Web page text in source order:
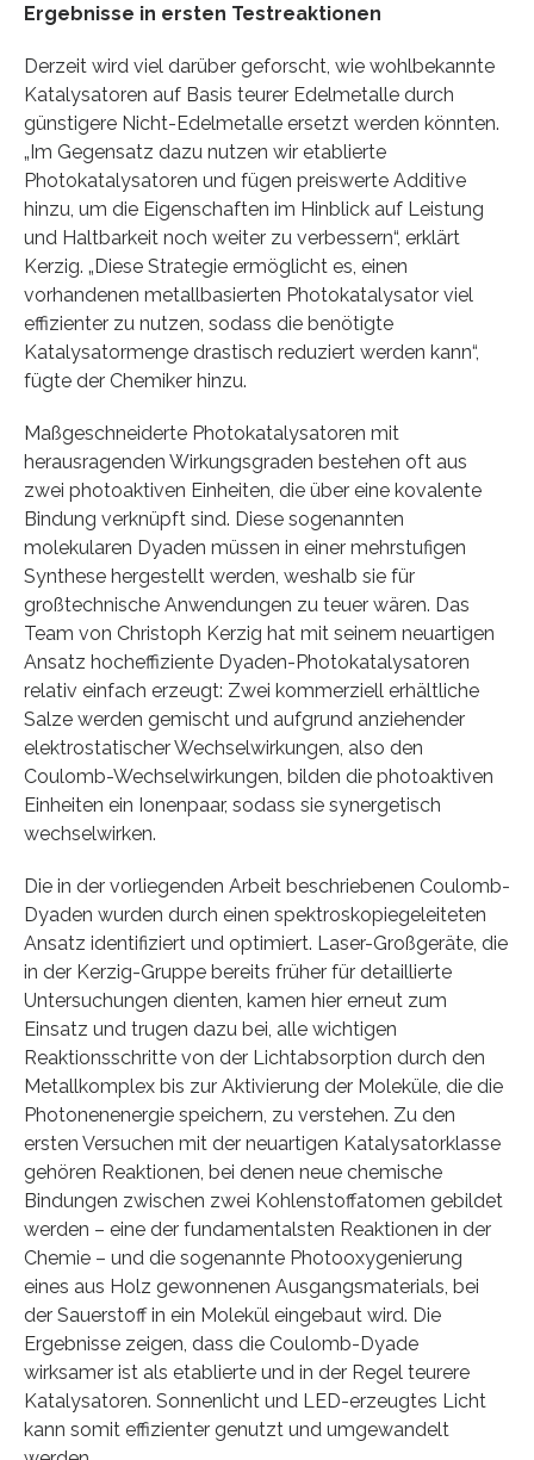
Ergebnisse in ersten Testreaktionen
Derzeit wird viel darüber geforscht, wie wohlbekannte
Katalysatoren auf Basis teurer Edelmetalle durch
günstigere Nicht-Edelmetalle ersetzt werden könnten.
„Im Gegensatz dazu nutzen wir etablierte
Photokatalysatoren und fügen preiswerte Additive
hinzu, um die Eigenschaften im Hinblick auf Leistung
und Haltbarkeit noch weiter zu verbessern“, erklärt
Kerzig. „Diese Strategie ermöglicht es, einen
vorhandenen metallbasierten Photokatalysator viel
effizienter zu nutzen, sodass die benötigte
Katalysatormenge drastisch reduziert werden kann“,
fügte der Chemiker hinzu.
Maßgeschneiderte Photokatalysatoren mit
herausragenden Wirkungsgraden bestehen oft aus
zwei photoaktiven Einheiten, die über eine kovalente
Bindung verknüpft sind. Diese sogenannten
molekularen Dyaden müssen in einer mehrstufigen
Synthese hergestellt werden, weshalb sie für
großtechnische Anwendungen zu teuer wären. Das
Team von Christoph Kerzig hat mit seinem neuartigen
Ansatz hocheffiziente Dyaden-Photokatalysatoren
relativ einfach erzeugt: Zwei kommerziell erhältliche
Salze werden gemischt und aufgrund anziehender
elektrostatischer Wechselwirkungen, also den
Coulomb-Wechselwirkungen, bilden die photoaktiven
Einheiten ein Ionenpaar, sodass sie synergetisch
wechselwirken.
Die in der vorliegenden Arbeit beschriebenen Coulomb-
Dyaden wurden durch einen spektroskopiegeleiteten
Ansatz identifiziert und optimiert. Laser-Großgeräte, die
in der Kerzig-Gruppe bereits früher für detaillierte
Untersuchungen dienten, kamen hier erneut zum
Einsatz und trugen dazu bei, alle wichtigen
Reaktionsschritte von der Lichtabsorption durch den
Metallkomplex bis zur Aktivierung der Moleküle, die die
Photonenenergie speichern, zu verstehen. Zu den
ersten Versuchen mit der neuartigen Katalysatorklasse
gehören Reaktionen, bei denen neue chemische
Bindungen zwischen zwei Kohlenstoffatomen gebildet
werden – eine der fundamentalsten Reaktionen in der
Chemie – und die sogenannte Photooxygenierung
eines aus Holz gewonnenen Ausgangsmaterials, bei
der Sauerstoff in ein Molekül eingebaut wird. Die
Ergebnisse zeigen, dass die Coulomb-Dyade
wirksamer ist als etablierte und in der Regel teurere
Katalysatoren. Sonnenlicht und LED-erzeugtes Licht
kann somit effizienter genutzt und umgewandelt